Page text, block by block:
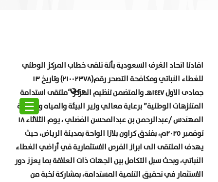
En
☰
افادنا اتحاد الغرف السعودية بأنة تلقى خطاب المركز الوطني
للغطاء النباتي ومكافحة التصحر رقم(٢١٠٠٢٣٧٨) وتاريخ ١٣
جمادى الاول ١٤٤٧هـ والمتضمن تنظيم المركز “ملتقى استدامة
المتنزهات الوطنية” برعاية معالي وزير البيئة والمياه والزراعة
المهندس /عبدالرحمن بن عبدالمحسن الفضلي ، يوم الثلاثاء ١٨
نوفمبر ٢٠٢٥م، بفندق كراون بلازا الواحة بمدينة الرياض، حيث
يهدف الملتقى الى ابراز الفرص الاستثمارية في أراضي الغطاء
النباتي، وبحث سبل التكامل بين الجهات ذات العلاقة بما يعزز دور
الاستثمار في تحقيق التنمية المستدامة، بمشاركة نخبة من